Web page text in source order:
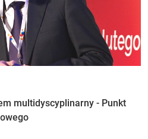
multidyscyplinarny - Punkt